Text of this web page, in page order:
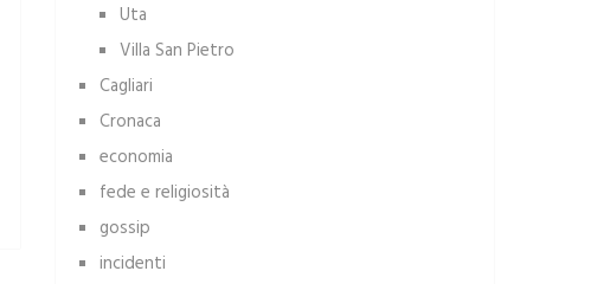
Uta
Villa San Pietro
Cagliari
Cronaca
economia
fede e religiosità
gossip
incidenti